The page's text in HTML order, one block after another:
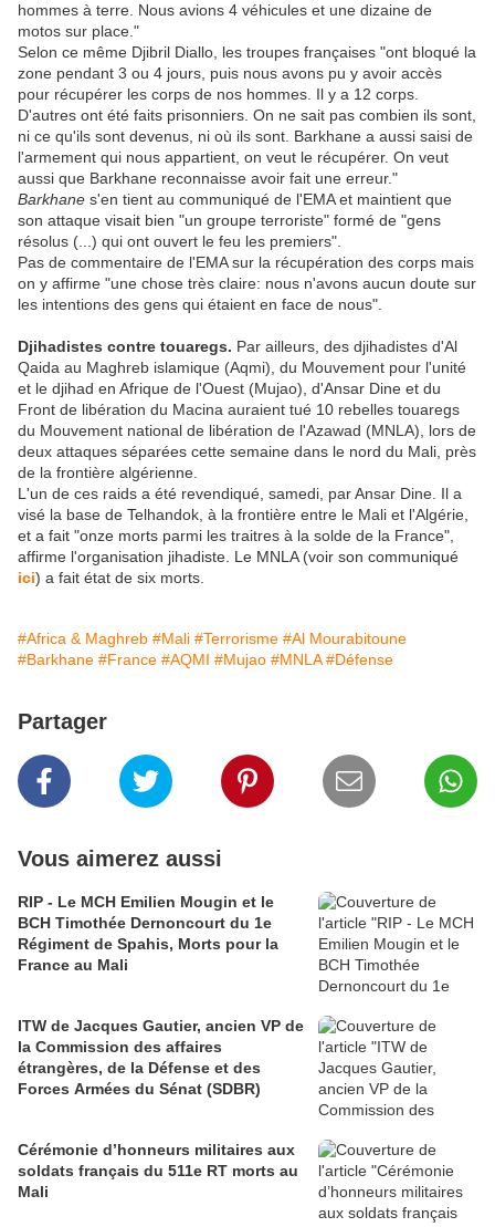
hommes à terre. Nous avions 4 véhicules et une dizaine de
motos sur place."
Selon ce même Djibril Diallo, les troupes françaises "ont bloqué la
zone pendant 3 ou 4 jours, puis nous avons pu y avoir accès
pour récupérer les corps de nos hommes. Il y a 12 corps.
D'autres ont été faits prisonniers. On ne sait pas combien ils sont,
ni ce qu'ils sont devenus, ni où ils sont. Barkhane a aussi saisi de
l'armement qui nous appartient, on veut le récupérer. On veut
aussi que Barkhane reconnaisse avoir fait une erreur."
Barkhane s'en tient au communiqué de l'EMA et maintient que
son attaque visait bien "un groupe terroriste" formé de "gens
résolus (...) qui ont ouvert le feu les premiers".
Pas de commentaire de l'EMA sur la récupération des corps mais
on y affirme "une chose très claire: nous n'avons aucun doute sur
les intentions des gens qui étaient en face de nous".
Djihadistes contre touaregs. Par ailleurs, des djihadistes d'Al
Qaida au Maghreb islamique (Aqmi), du Mouvement pour l'unité
et le djihad en Afrique de l'Ouest (Mujao), d'Ansar Dine et du
Front de libération du Macina auraient tué 10 rebelles touaregs
du Mouvement national de libération de l'Azawad (MNLA), lors de
deux attaques séparées cette semaine dans le nord du Mali, près
de la frontière algérienne.
L'un de ces raids a été revendiqué, samedi, par Ansar Dine. Il a
visé la base de Telhandok, à la frontière entre le Mali et l'Algérie,
et a fait "onze morts parmi les traitres à la solde de la France",
affirme l'organisation jihadiste. Le MNLA (voir son communiqué
ici) a fait état de six morts.
#Africa & Maghreb #Mali #Terrorisme #Al Mourabitoune
#Barkhane #France #AQMI #Mujao #MNLA #Défense
Partager
Vous aimerez aussi
RIP - Le MCH Emilien Mougin et le
BCH Timothée Dernoncourt du 1e
Régiment de Spahis, Morts pour la
France au Mali
ITW de Jacques Gautier, ancien VP de
la Commission des affaires
étrangères, de la Défense et des
Forces Armées du Sénat (SDBR)
Cérémonie d’honneurs militaires aux
soldats français du 511e RT morts au
Mali